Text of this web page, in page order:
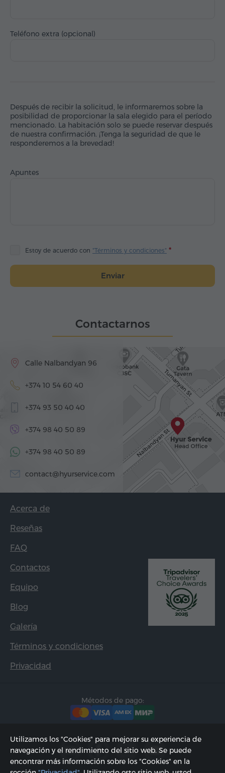
Teléfono extra (opcional)
Después de recibir la solicitud, le informaremos sobre la
posibilidad de proporcionar la sala elegido para el período
mencionado. La habitación solo se puede reservar después
de nuestra confirmación. ¡Tenga la seguridad de que le
responderemos a la brevedad!
Apuntes
Estoy de acuerdo con "Términos y condiciones"
Enviar
Contactarnos
Calle Nalbandyan 96
+374 10 54 60 40
+374 93 50 40 40
+374 98 40 50 89
+374 98 40 50 89
contact@hyurservice.com
Acerca de
Reseñas
FAQ
Contactos
Equipo
Blog
Galería
Términos y condiciones
Privacidad
Métodos de pago:
Utilizamos los "Cookies" para mejorar su experiencia de
navegación y el rendimiento del sitio web. Se puede
encontrar más información sobre los "Cookies" en la